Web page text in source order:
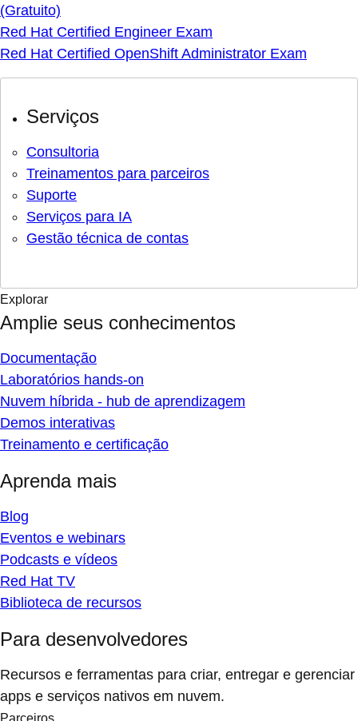
(Gratuito)
Red Hat Certified Engineer Exam
Red Hat Certified OpenShift Administrator Exam
Serviços
Consultoria
Treinamentos para parceiros
Suporte
Serviços para IA
Gestão técnica de contas
Explorar
Amplie seus conhecimentos
Documentação
Laboratórios hands-on
Nuvem híbrida - hub de aprendizagem
Demos interativas
Treinamento e certificação
Aprenda mais
Blog
Eventos e webinars
Podcasts e vídeos
Red Hat TV
Biblioteca de recursos
Para desenvolvedores
Recursos e ferramentas para criar, entregar e gerenciar
apps e serviços nativos em nuvem.
Parceiros